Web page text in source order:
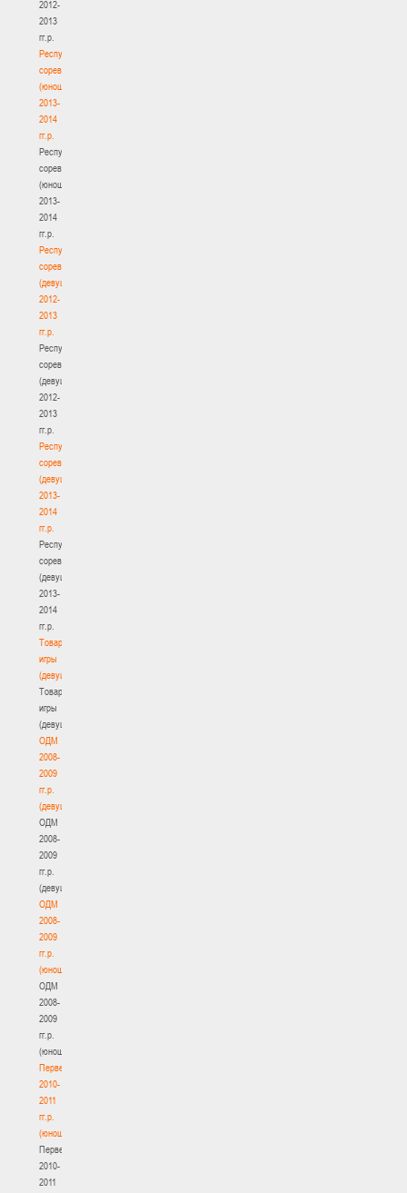
2012-
2013
гг.р.
Республиканские
соревнования
(юноши)
2013-
2014
гг.р.
Республиканские
соревнования
(юноши)
2013-
2014
гг.р.
Республиканские
соревнования
(девушки)
2012-
2013
гг.р.
Республиканские
соревнования
(девушки)
2012-
2013
гг.р.
Республиканские
соревнования
(девушки)
2013-
2014
гг.р.
Республиканские
соревнования
(девушки)
2013-
2014
гг.р.
Товарищеские
игры
(девушки)
Товарищеские
игры
(девушки)
ОДМ
2008-
2009
гг.р.
(девушки)
ОДМ
2008-
2009
гг.р.
(девушки)
ОДМ
2008-
2009
гг.р.
(юноши)
ОДМ
2008-
2009
гг.р.
(юноши)
Первенство
2010-
2011
гг.р.
(юноши)
Первенство
2010-
2011